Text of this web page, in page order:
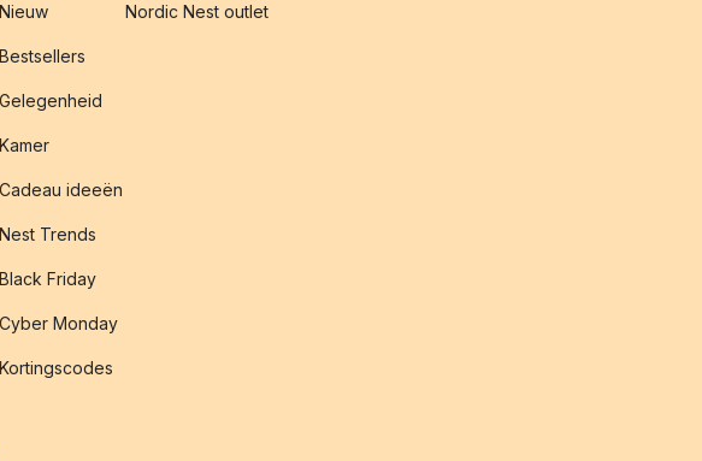
Nieuw
Bestsellers
Gelegenheid
Kamer
Cadeau ideeën
Nest Trends
Black Friday
Cyber Monday
Kortingscodes
Nordic Nest outlet